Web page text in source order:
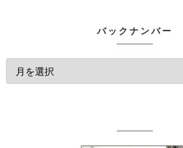
バックナンバー